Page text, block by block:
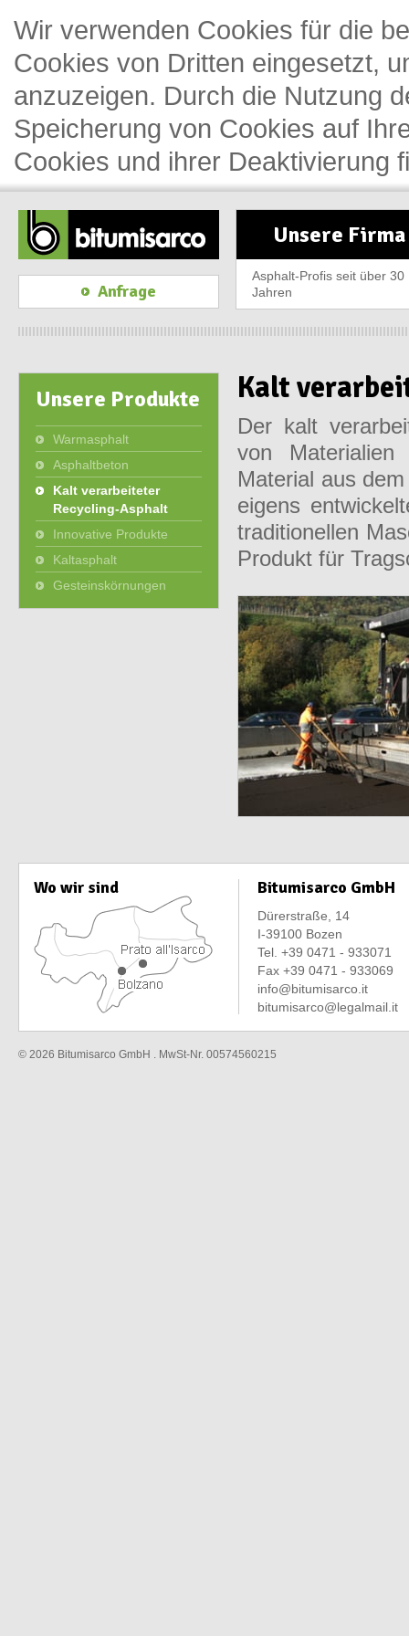
Wir verwenden Cookies für die
Cookies von Dritten eingesetzt,
anzuzeigen. Durch die Nutzung
Speicherung von Cookies auf
Cookies und ihrer Deaktivierung
Unsere Firma
Asphalt-Profis seit über 30
Jahren
Kalt
Der kalt
von Materialien
Material aus
eigens
traditionellen
Produkt für
Unsere Produkte
Warmasphalt
Asphaltbeton
Kalt verarbeiteter
Recycling-Asphalt
Innovative Produkte
Kaltasphalt
Gesteinskörnungen
Anfrage
Wo wir sind Bitumisarco GmbH
Dürerstraße, 14
I-39100 Bozen
Tel. +39 0471 - 933071
Fax +39 0471 - 933069
info@bitumisarco.it
bitumisarco@legalmail.it
© 2026 Bitumisarco GmbH . MwSt-Nr. 00574560215